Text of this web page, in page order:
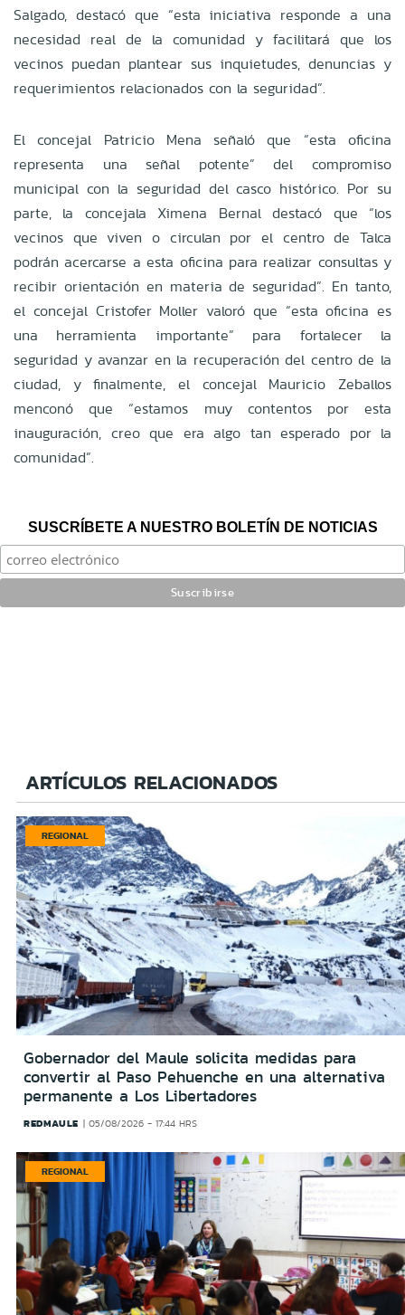
Salgado, destacó que “esta iniciativa responde a una
necesidad real de la comunidad y facilitará que los
vecinos puedan plantear sus inquietudes, denuncias y
requerimientos relacionados con la seguridad”.
El concejal Patricio Mena señaló que “esta oficina
representa una señal potente” del compromiso
municipal con la seguridad del casco histórico. Por su
parte, la concejala Ximena Bernal destacó que “los
vecinos que viven o circulan por el centro de Talca
podrán acercarse a esta oficina para realizar consultas y
recibir orientación en materia de seguridad”. En tanto,
el concejal Cristofer Moller valoró que “esta oficina es
una herramienta importante” para fortalecer la
seguridad y avanzar en la recuperación del centro de la
ciudad, y finalmente, el concejal Mauricio Zeballos
menconó que “estamos muy contentos por esta
inauguración, creo que era algo tan esperado por la
comunidad”.
SUSCRÍBETE A NUESTRO BOLETÍN DE NOTICIAS
ARTÍCULOS RELACIONADOS
REGIONAL
Gobernador del Maule solicita medidas para
convertir al Paso Pehuenche en una alternativa
permanente a Los Libertadores
REDMAULE 05/08/2026 - 17:44 HRS
REGIONAL